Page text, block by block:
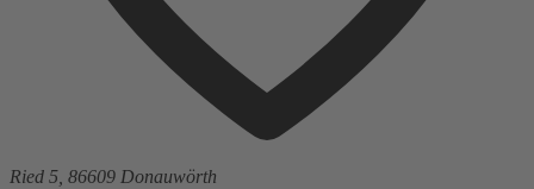
Ried 5, 86609 Donauwörth